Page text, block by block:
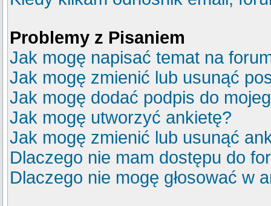
Problemy z Pisaniem
Jak mogę napisać temat na
Jak mogę zmienić lub usunąć
Jak mogę dodać podpis do
Jak mogę utworzyć ankietę?
Jak mogę zmienić lub usunąć
Dlaczego nie mam dostępu do
Dlaczego nie mogę głosować w